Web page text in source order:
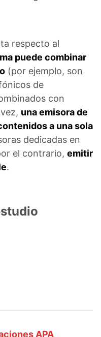
respecto al
puede combinar
(por ejemplo, son
de
con
una emisora de
a una sola
dedicadas en
el contrario, emitir
.
APA